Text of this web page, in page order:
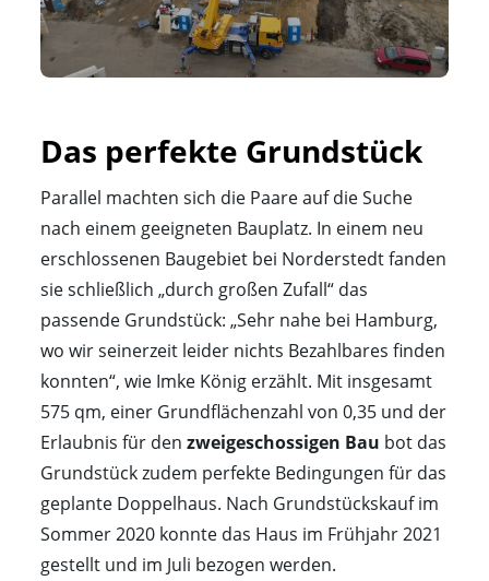
Das perfekte Grundstück
Parallel machten sich die Paare auf die Suche
nach einem geeigneten Bauplatz. In einem neu
erschlossenen Baugebiet bei Norderstedt fanden
sie schließlich „durch großen Zufall“ das
passende Grundstück: „Sehr nahe bei Hamburg,
wo wir seinerzeit leider nichts Bezahlbares finden
konnten“, wie Imke König erzählt. Mit insgesamt
575 qm, einer Grundflächenzahl von 0,35 und der
Erlaubnis für denzweigeschossigen Bau bot das
Grundstück zudem perfekte Bedingungen für das
geplante Doppelhaus. Nach Grundstückskauf im
Sommer 2020 konnte das Haus im Frühjahr 2021
gestellt und im Juli bezogen werden.